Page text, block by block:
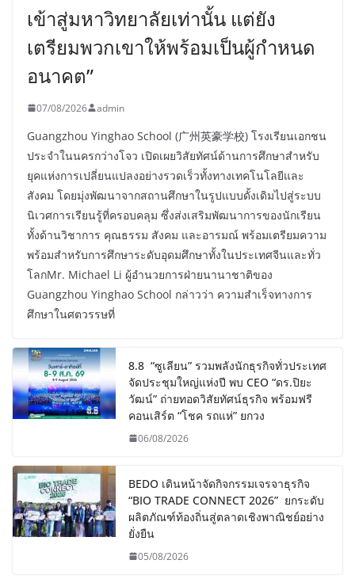
เข้าสู่มหาวิทยาลัยเท่านั้น แต่ยัง
เตรียมพวกเขาให้พร้อมเป็นผู้กำหนด
อนาคต”
07/08/2026 admin
Guangzhou Yinghao School (广州英豪学校) โรงเรียนเอกชน
ประจำในนครกว่างโจว เปิดเผยวิสัยทัศน์ด้านการศึกษาสำหรับ
ยุคแห่งการเปลี่ยนแปลงอย่างรวดเร็วทั้งทางเทคโนโลยีและ
สังคม โดยมุ่งพัฒนาจากสถานศึกษาในรูปแบบดั้งเดิมไปสู่ระบบ
นิเวศการเรียนรู้ที่ครอบคลุม ซึ่งส่งเสริมพัฒนาการของนักเรียน
ทั้งด้านวิชาการ คุณธรรม สังคม และอารมณ์ พร้อมเตรียมความ
พร้อมสำหรับการศึกษาระดับอุดมศึกษาทั้งในประเทศจีนและทั่ว
โลกMr. Michael Li ผู้อำนวยการฝ่ายนานาชาติของ
Guangzhou Yinghao School กล่าวว่า ความสำเร็จทางการ
ศึกษาในศตวรรษที่
8.8 “ซูเลียน” รวมพลังนักธุรกิจทั่วประเทศ
จัดประชุมใหญ่แห่งปี พบ CEO “ดร.ปิยะ
วัฒน์” ถ่ายทอดวิสัยทัศน์ธุรกิจ พร้อมฟรี
คอนเสิร์ต “โชค รถแห่” ยกวง
06/08/2026
BEDO เดินหน้าจัดกิจกรรมเจรจาธุรกิจ
“BIO TRADE CONNECT 2026” ยกระดับ
ผลิตภัณฑ์ท้องถิ่นสู่ตลาดเชิงพาณิชย์อย่าง
ยั่งยืน
05/08/2026